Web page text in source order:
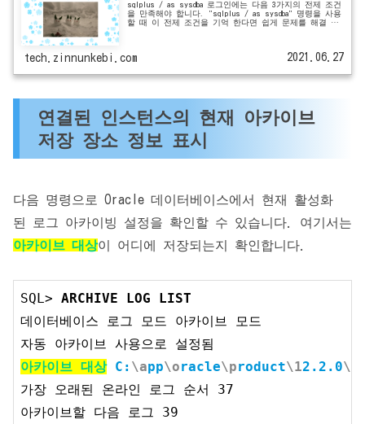
sqlplus / as sysdba 로그인에는 다음 3가지의 전제 조건
을 만족해야 합니다. "sqlplus / as sysdba" 명령을 사용
할 때 이 전제 조건을 기억 한다면 쉽게 문제를 해결 할
tech.zinnunkebi.com 2021.06.27
연결된 인스턴스의 현재 아카이브
저장 장소 정보 표시
다음 명령으로 Oracle 데이터베이스에서 현재 활성화
된 로그 아카이빙 설정을 확인할 수 있습니다. 여기서는
아카이브 대상이 어디에 저장되는지 확인합니다.
SQL> ARCHIVE LOG LIST
데이터베이스 로그 모드 아카이브 모드
아카이브 대상 C: \app\oracle\product\12.2.0\d
가장 오래된 온라인 로그 순서 37
아카이브할 다음 로그 39